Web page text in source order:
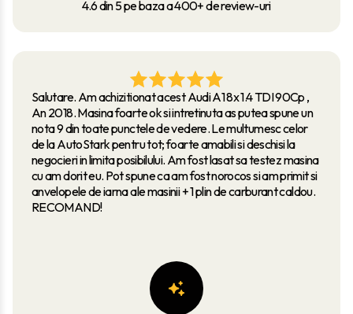
4.6 din 5 pe baza a 400+ de review-uri
Salutare. Am achizitionat acest Audi A1 8x 1.4 TDI 90Cp ,
An 2018. Masina foarte ok si intretinuta as putea spune un
nota 9 din toate punctele de vedere. Le multumesc celor
de la AutoStark pentru tot; foarte amabili si deschisi la
negocieri in limita posibilului. Am fost lasat sa testez masina
cu am dorit eu. Pot spune ca am fost norocos si am primit si
anvelopele de iarna ale masinii + 1 plin de carburant caldou.
RECOMAND!